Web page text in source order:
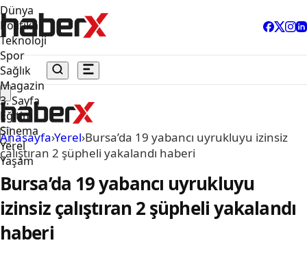
Dünya
Politika
Teknoloji
Spor
Sağlık
Magazin
3. Sayfa
Eğitim
Sinema
Yerel
Yaşam
Anasayfa›Yerel›Bursa’da 19 yabancı uyrukluyu izinsiz
çalıştıran 2 şüpheli yakalandı haberi
Bursa’da 19 yabancı uyrukluyu
izinsiz çalıştıran 2 şüpheli yakalandı
haberi